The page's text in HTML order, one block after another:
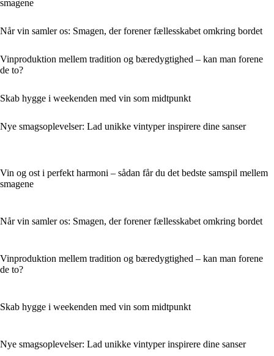
smagene
Når vin samler os: Smagen, der forener fællesskabet omkring bordet
Vinproduktion mellem tradition og bæredygtighed – kan man forene
de to?
Skab hygge i weekenden med vin som midtpunkt
Nye smagsoplevelser: Lad unikke vintyper inspirere dine sanser
Vin og ost i perfekt harmoni – sådan får du det bedste samspil mellem
smagene
Når vin samler os: Smagen, der forener fællesskabet omkring bordet
Vinproduktion mellem tradition og bæredygtighed – kan man forene
de to?
Skab hygge i weekenden med vin som midtpunkt
Nye smagsoplevelser: Lad unikke vintyper inspirere dine sanser